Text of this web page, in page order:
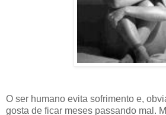
O ser humano evita sofrimento e,
gosta de ficar meses passando mal.